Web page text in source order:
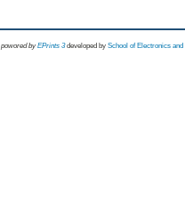
powored byEPrints 3 developed by School of Electronics